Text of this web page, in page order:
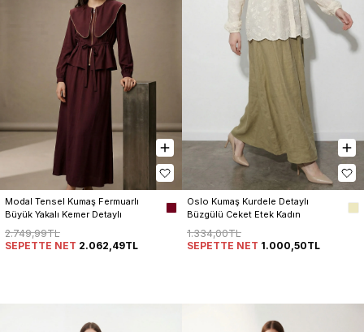
Modal Tensel Kumaş Fermuarlı
Büyük Yakalı Kemer Detaylı
2.749,99TL
SEPETTE NET 2.062,49TL
Oslo Kumaş Kurdele Detaylı
Büzgülü Ceket Etek Kadın
1.334,00TL
SEPETTE NET 1.000,50TL